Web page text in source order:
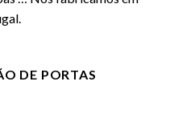
DE PORTAS